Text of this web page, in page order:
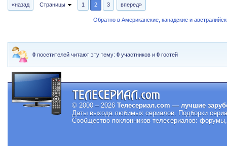
«назад Страницы 1 2 3 вперед»
Обратно в Американские, канадские и
0 посетителей читают эту тему:0 участников и0 гостей
© 2000 – 2026 Телесериал.com — лучшие
Даты выхода любимых сериалов. Подборки
Сообщество поклонников телесериалов: